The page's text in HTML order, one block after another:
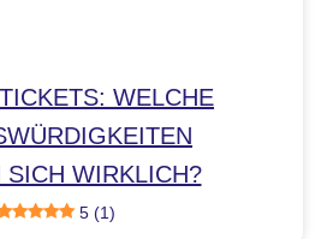
WELCHE
SICH WIRKLICH?
5 (1)